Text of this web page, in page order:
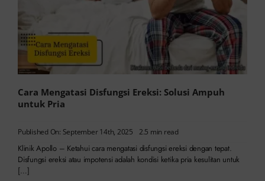
Cara Mengatasi Disfungsi Ereksi: Solusi Ampuh
untuk Pria
Published On: September 14th, 2025 2.5 min read
Klinik Apollo – Ketahui cara mengatasi disfungsi ereksi dengan tepat.
Disfungsi ereksi atau impotensi adalah kondisi ketika pria kesulitan untuk
[…]